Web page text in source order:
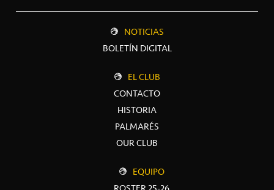
NOTICIAS
BOLETÍN DIGITAL
EL CLUB
CONTACTO
HISTORIA
PALMARÉS
OUR CLUB
EQUIPO